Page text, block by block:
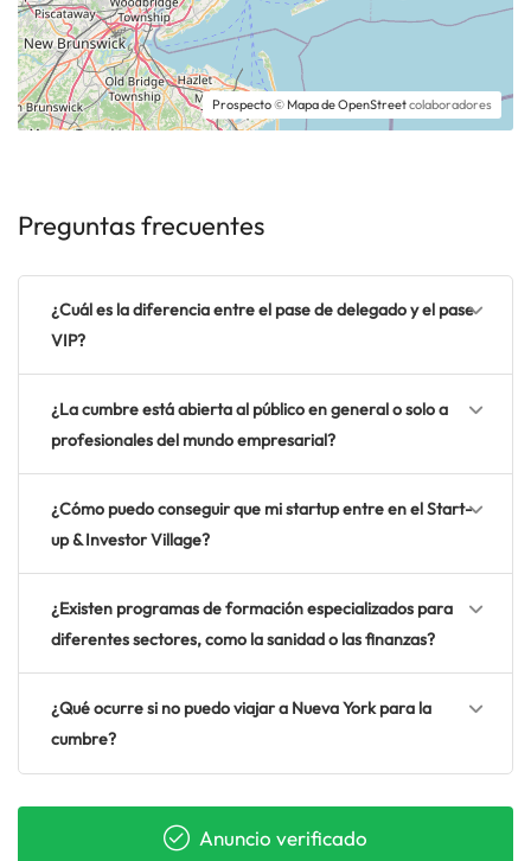
Prospecto© Mapa de OpenStreetcolaboradores
Preguntas frecuentes
¿Cuál es la diferencia entre el pase de delegado y el pase
VIP?
¿La cumbre está abierta al público en general o solo a
profesionales del mundo empresarial?
¿Cómo puedo conseguir que mi startup entre en el Start-
up & Investor Village?
¿Existen programas de formación especializados para
diferentes sectores, como la sanidad o las finanzas?
¿Qué ocurre si no puedo viajar a Nueva York para la
cumbre?
Anuncio verificado